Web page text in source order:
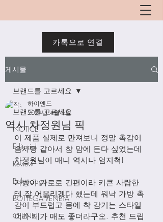
카톡으로 연결
게시물
브랜드를 고르세요
NOTICE
Editorial
Review
Balenciaga
BOTTEGA VENETA
CELINE
브랜드를 고르세요
역시 차정원님 픽
하이엔드
2024년 4월 6일
이 제품 실제로 만져보니 정말 촉감이
솜사탕 같아서 참 맘에 든다 싶었는데
차정원님이 매니 역시나 엄지척!
가방이 가로로 긴편이라 키큰 사람한
테 잘 어울리겠다 했는데 워낙 가방 촉
감이 부드럽고 몸에 착 감기는 스타일
이라 제가 매도 좋더라구오. 추천 드립